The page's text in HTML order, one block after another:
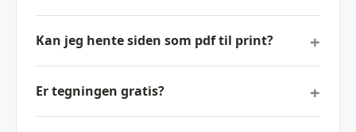
Kan jeg hente siden som pdf til print?
Er tegningen gratis?